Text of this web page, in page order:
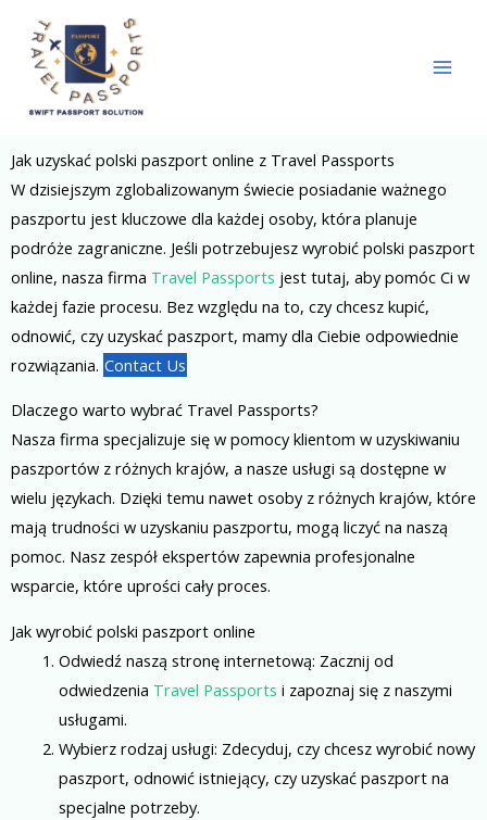
content
Jak uzyskać polski paszport online z Travel Passports
W dzisiejszym zglobalizowanym świecie posiadanie ważnego
paszportu jest kluczowe dla każdej osoby, która planuje
podróże zagraniczne. Jeśli potrzebujesz wyrobić polski paszport
online, nasza firma Travel Passports jest tutaj, aby pomóc Ci w
każdej fazie procesu. Bez względu na to, czy chcesz kupić,
odnowić, czy uzyskać paszport, mamy dla Ciebie odpowiednie
rozwiązania. Contact Us
Dlaczego warto wybrać Travel Passports?
Nasza firma specjalizuje się w pomocy klientom w uzyskiwaniu
paszportów z różnych krajów, a nasze usługi są dostępne w
wielu językach. Dzięki temu nawet osoby z różnych krajów, które
mają trudności w uzyskaniu paszportu, mogą liczyć na naszą
pomoc. Nasz zespół ekspertów zapewnia profesjonalne
wsparcie, które uprości cały proces.
Jak wyrobić polski paszport online
Odwiedź naszą stronę internetową: Zacznij od
odwiedzenia Travel Passports i zapoznaj się z naszymi
usługami.
Wybierz rodzaj usługi: Zdecyduj, czy chcesz wyrobić nowy
paszport, odnowić istniejący, czy uzyskać paszport na
specjalne potrzeby.